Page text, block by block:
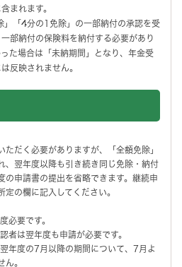
まれます。
」「4分の1免除」の一部納付の承認を受
部納付の保険料を納付する必要があり
た場合は「未納期間」となり、年金受
反映されません。
だく必要がありますが、「全額免除」
、翌年度以降も引き続き同じ免除・納付
の申請書の提出を省略できます。継続申
の欄に記入してください。
必要です。
は翌年度も申請が必要です。
年度の7月以降の期間について、7月よ
ん。